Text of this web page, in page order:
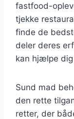
fastfood-
tjekke
finde de
deler deres
kan hjælpe
Sund mad
den rette
retter, der